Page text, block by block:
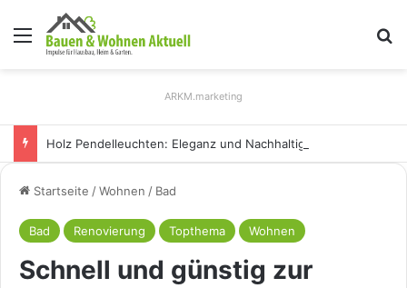
Menü
ARKM.marketing
Startseite /Wohnen / Bad
Bad Renovierung Topthema Wohnen
Schnell und günstig zur